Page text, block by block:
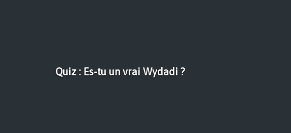
Quiz : Es-tu un vrai Wydadi ?